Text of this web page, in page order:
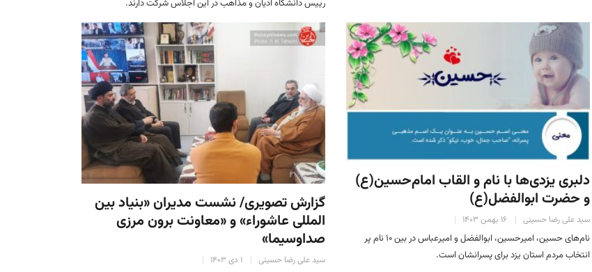
رییس دانشگاه ادیان و مذاهب در این اجلاس شرکت دارند.
دلبری یزدی‌ها با نام و القاب امام‌حسین(ع)
و حضرت ابوالفضل(ع)
سید علی رضا حسینی ۱۶ بهمن ۱۴۰۳
نام‌های حسین، امیرحسین، ابوالفضل و امیرعباس در بین ۱۰ نام پر
انتخاب مردم استان یزد برای پسرانشان است.
گزارش تصویری/ نشست مدیران «بنیاد بین
المللی عاشوراء» و «معاونت برون مرزی
صداوسیما»
سید علی رضا حسینی ۱ دی ۱۴۰۳